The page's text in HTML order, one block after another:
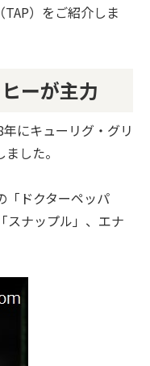
）をご紹介しま
ーが主力
にキューリグ・グリ
した。
「ドクターペッパ
スナップル」、エナ